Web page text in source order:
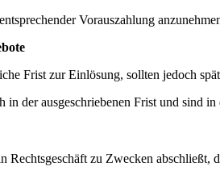
Vorauszahlung
Frist zur Einlösung, sollten jedoch
der ausgeschriebenen Frist und sind
Rechtsgeschäft zu Zwecken